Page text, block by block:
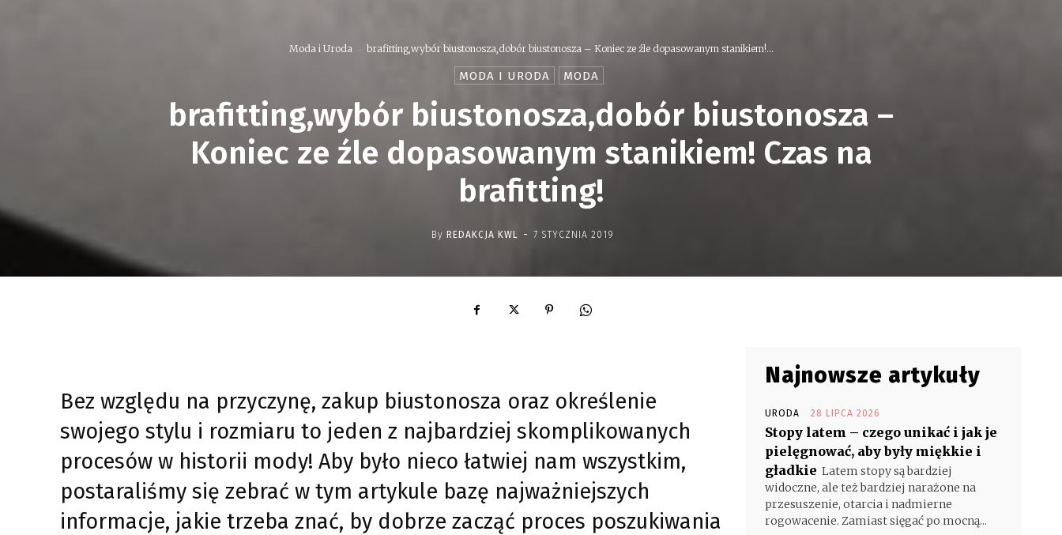
Moda i Uroda brafitting,wybór biustonosza,dobór biustonosza – Koniec ze źle dopasowanym stanikiem!...
MODA I URODA MODA
brafitting,wybór biustonosza,dobór biustonosza –
Koniec ze źle dopasowanym stanikiem! Czas na
brafitting!
By REDAKCJA KWL - 7 STYCZNIA 2019
Bez względu na przyczynę, zakup biustonosza oraz określenie
swojego stylu i rozmiaru to jeden z najbardziej skomplikowanych
procesów w historii mody! Aby było nieco łatwiej nam wszystkim,
postaraliśmy się zebrać w tym artykule bazę najważniejszych
informacje, jakie trzeba znać, by dobrze zacząć proces poszukiwania
Najnowsze artykuły
URODA 28 LIPCA 2026
Stopy latem – czego unikać i jak je
pielęgnować, aby były miękkie i
gładkie Latem stopy są bardziej
widoczne, ale też bardziej narażone na
przesuszenie, otarcia i nadmierne
rogowacenie. Zamiast sięgać po mocną...